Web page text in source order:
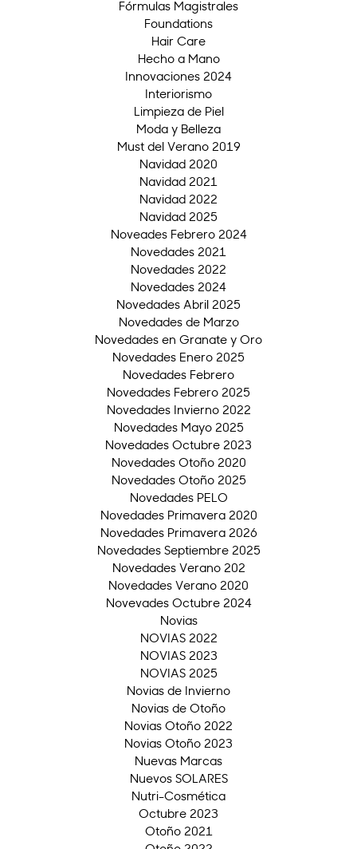
Fórmulas Magistrales
Foundations
Hair Care
Hecho a Mano
Innovaciones 2024
Interiorismo
Limpieza de Piel
Moda y Belleza
Must del Verano 2019
Navidad 2020
Navidad 2021
Navidad 2022
Navidad 2025
Noveades Febrero 2024
Novedades 2021
Novedades 2022
Novedades 2024
Novedades Abril 2025
Novedades de Marzo
Novedades en Granate y Oro
Novedades Enero 2025
Novedades Febrero
Novedades Febrero 2025
Novedades Invierno 2022
Novedades Mayo 2025
Novedades Octubre 2023
Novedades Otoño 2020
Novedades Otoño 2025
Novedades PELO
Novedades Primavera 2020
Novedades Primavera 2026
Novedades Septiembre 2025
Novedades Verano 202
Novedades Verano 2020
Novevades Octubre 2024
Novias
NOVIAS 2022
NOVIAS 2023
NOVIAS 2025
Novias de Invierno
Novias de Otoño
Novias Otoño 2022
Novias Otoño 2023
Nuevas Marcas
Nuevos SOLARES
Nutri-Cosmética
Octubre 2023
Otoño 2021